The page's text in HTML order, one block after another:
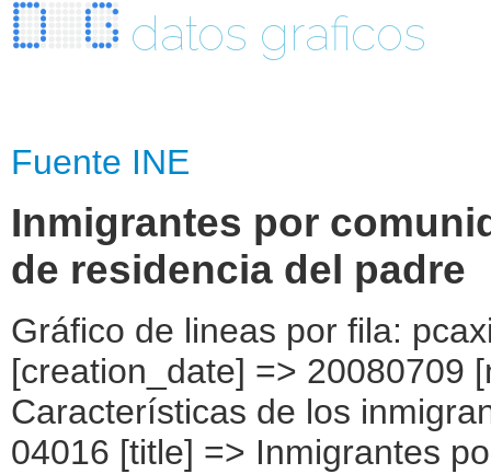
datos graficos
Fuente INE
Inmigrantes por
de residencia del padre
Gráfico de lineas por fila: pcaxis Object ( [axis_version] => [creation_date] => 20080709 [note] => [subject_area] => Características de los inmigrantes [subject_code] => 04 [matrix] => 04016 [title] => Inmigrantes por comunidad autónoma, según lugar de residencia del padre [description] => [contents] => Inmigrantes [units] => inmigrantes [stub] => Array ( [0] => comunidades autónomas ) [heading] => Array ( [0] => lugar de residencia del padre ) [prestext] => [values] => Array ( [:www.ine.es tel: " "+34 91 5839100 "; VALUES("comunidades autónomas] => Array ( [0] => Total [1] => Andalucía [2] => Aragón [3] => Asturias (Principado de) [4] => Balears (IIles) [5] => Canarias [6] => Cantabria [7] => Castilla y León [8] => Castilla-La Mancha [9] => Catalunya [10] => Comunitat Valenciana [11] => Extremadura [12] => Galicia [13] => Madrid (Comunidad de) [14] => Murcia(Región de) [15] => Navarra(Comunidad Foral de) [16] => País Vasco [17] => Rioja (La) [18] => Ceuta [19] => Melilla ) [lugar de residencia del padre] => Array ( [0] => Total [1] => Mismo domicilio [2] => Mismo municipio [3] => Misma región [4] => Mismo país [5] => En España [6] => Otro país [7] => No tenía padre [8] => No sabe ) ) [codes] => Array ( [comunidades autónomas] => "CA00","CA01","CA02","CA03","CA04","CA05", "CA06","CA07","CA08","CA09","CA10","CA11","CA12","CA13","CA14","CA15", "CA16","CA17","CA18","CA19" ) [map] => Array ( [comunidades autónomas] => "spain_regions_img_ind" ) [decimals] => 0 [showdecimals] => 0 [source] => Instituto Nacional de Estadística [contact] => INE Difusión. Internet: www.ine.es/infoine [copyright] => YES [infofile] => [data] => Array ( [0] => Array ( [0] => [1] => [2] => [3] => 4526522 [4] => [5] => [6] => 1751816 [7] => [8] => [9] => [10] => 659988 [11] => [12] => [13] => [14] => 196093 [15] => [16] => [17] => [18] => 287234 [19] => [20] => [21] => [22] => 195985 [23] => [24] => [25] => [26]